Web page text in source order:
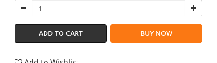
ADD TO CART BUY NOW